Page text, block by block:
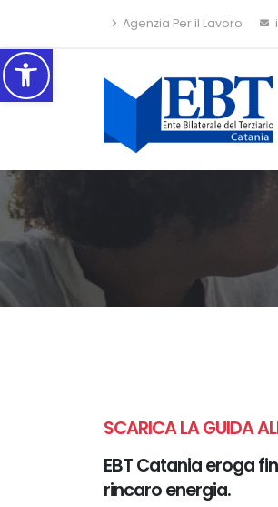
Agenzia Per il Lavoro
SCARICA LA GUIDA
EBT Catania eroga
rincaro energia.
Accessibilità